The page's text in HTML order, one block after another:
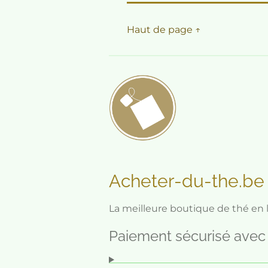
Haut de page ↑
Acheter-du-the.be
La meilleure boutique de thé
Paiement sécurisé